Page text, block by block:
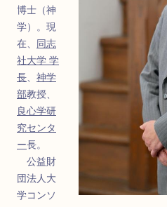
博士（神
学）。現
在、
同志
社大学 学
長、 神学
部教授、
良心学研
究センタ
ー長。
公益財
団法人大
学コンソ